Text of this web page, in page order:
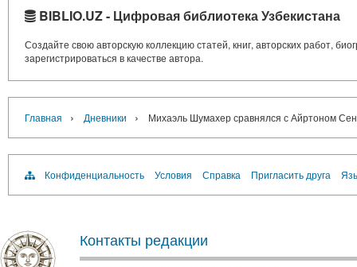
BIBLIO.UZ - Цифровая библиотека Узбекистана
Создайте свою авторскую коллекцию статей, книг, авторских работ,
зарегистрироваться в качестве автора.
Главная › Дневники › Михаэль Шумахер сравнялся с Айртоном
Конфиденциальность Условия Справка Пригласить друга
Контакты редакции